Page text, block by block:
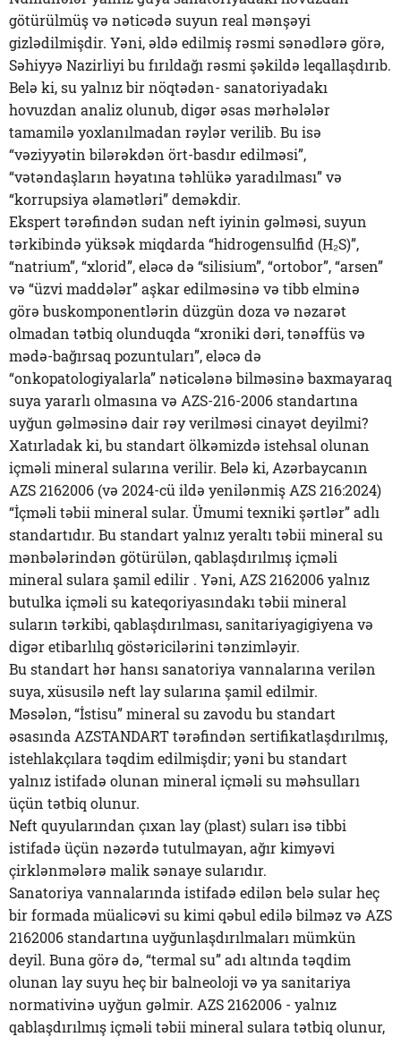
götürülmüş və nəticədə suyun real mənşəyi
gizlədilmişdir. Yəni, əldə edilmiş rəsmi sənədlərə görə,
Səhiyyə Nazirliyi bu fırıldağı rəsmi şəkildə leqallaşdırıb.
Belə ki, su yalnız bir nöqtədən- sanatoriyadakı
hovuzdan analiz olunub, digər əsas mərhələlər
tamamilə yoxlanılmadan rəylər verilib. Bu isə
“vəziyyətin bilərəkdən ört-basdır edilməsi”,
“vətəndaşların həyatına təhlükə yaradılması” və
“korrupsiya əlamətləri” deməkdir.
Ekspert tərəfindən sudan neft iyinin gəlməsi, suyun
tərkibində yüksək miqdarda “hidrogensulfid (H₂S)”,
“natrium”, “xlorid”, eləcə də “silisium”, “ortobor”, “arsen”
və “üzvi maddələr” aşkar edilməsinə və tibb elminə
görə buskomponentlərin düzgün doza və nəzarət
olmadan tətbiq olunduqda “xroniki dəri, tənəffüs və
mədə-bağırsaq pozuntuları”, eləcə də
“onkopatologiyalarla” nəticələnə bilməsinə baxmayaraq
suya yararlı olmasına və AZS-216-2006 standartına
uyğun gəlməsinə dair rəy verilməsi cinayət deyilmi?
Xatırladak ki, bu standart ölkəmizdə istehsal olunan
içməli mineral sularına verilir. Belə ki, Azərbaycanın
AZS 2162006 (və 2024-cü ildə yenilənmiş AZS 216:2024)
“İçməli təbii mineral sular. Ümumi texniki şərtlər” adlı
standartıdır. Bu standart yalnız yeraltı təbii mineral su
mənbələrindən götürülən, qablaşdırılmış içməli
mineral sulara şamil edilir . Yəni, AZS 2162006 yalnız
butulka içməli su kateqoriyasındakı təbii mineral
suların tərkibi, qablaşdırılması, sanitariyagigiyena və
digər etibarlılıq göstəricilərini tənzimləyir.
Bu standart hər hansı sanatoriya vannalarına verilən
suya, xüsusilə neft lay sularına şamil edilmir.
Məsələn, “İstisu” mineral su zavodu bu standart
əsasında AZSTANDART tərəfindən sertifikatlaşdırılmış,
istehlakçılara təqdim edilmişdir; yəni bu standart
yalnız istifadə olunan mineral içməli su məhsulları
üçün tətbiq olunur.
Neft quyularından çıxan lay (plast) suları isə tibbi
istifadə üçün nəzərdə tutulmayan, ağır kimyəvi
çirklənmələrə malik sənaye sularıdır.
Sanatoriya vannalarında istifadə edilən belə sular heç
bir formada müalicəvi su kimi qəbul edilə bilməz və AZS
2162006 standartına uyğunlaşdırılmaları mümkün
deyil. Buna görə də, “termal su” adı altında təqdim
olunan lay suyu heç bir balneoloji və ya sanitariya
normativinə uyğun gəlmir. AZS 2162006 - yalnız
qablaşdırılmış içməli təbii mineral sulara tətbiq olunur,